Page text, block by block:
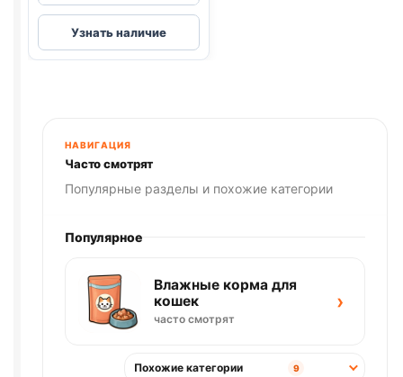
Pro
Plan
сух.
Узнать наличие
НАВИГАЦИЯ
Часто смотрят
Популярные разделы и похожие категории
Популярное
Влажные корма для
кошек
часто смотрят
›
Похожие категории 9